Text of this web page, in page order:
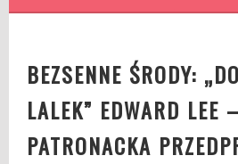
BEZSENNE ŚRODY:
LALEK” EDWARD LEE
PATRONACKA